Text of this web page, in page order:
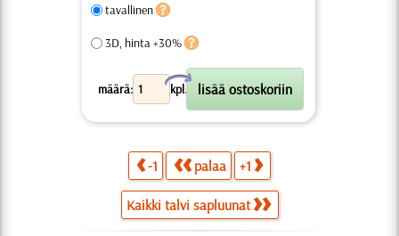
tavallinen
3D, hinta +30%
määrä: kpl.
X
-1 palaa +1
Kaikki talvi sapluunat